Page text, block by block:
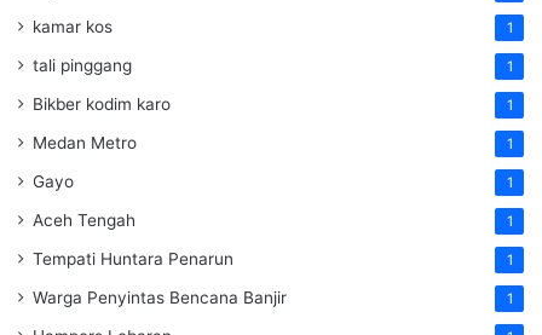
kamar kos 1
tali pinggang 1
Bikber kodim karo 1
Medan Metro 1
Gayo 1
Aceh Tengah 1
Tempati Huntara Penarun 1
Warga Penyintas Bencana Banjir 1